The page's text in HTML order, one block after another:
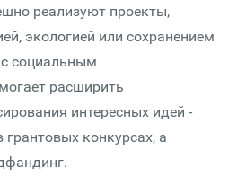
реализуют проекты,
экологией или сохранением
социальным
расширить
интересных идей -
конкурсах, а